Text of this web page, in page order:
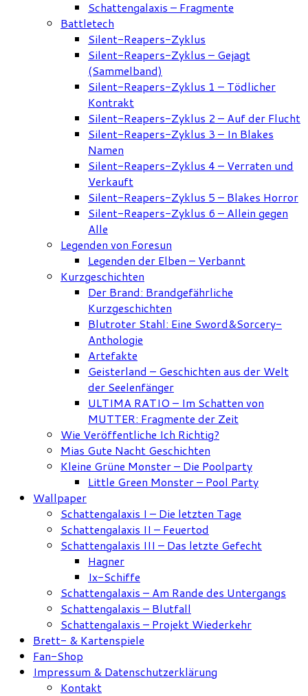
Schattengalaxis – Fragmente
Battletech
Silent-Reapers-Zyklus
Silent-Reapers-Zyklus – Gejagt
(Sammelband)
Silent-Reapers-Zyklus 1 – Tödlicher
Kontrakt
Silent-Reapers-Zyklus 2 – Auf der Flucht
Silent-Reapers-Zyklus 3 – In Blakes
Namen
Silent-Reapers-Zyklus 4 – Verraten und
Verkauft
Silent-Reapers-Zyklus 5 – Blakes Horror
Silent-Reapers-Zyklus 6 – Allein gegen
Alle
Legenden von Foresun
Legenden der Elben – Verbannt
Kurzgeschichten
Der Brand: Brandgefährliche
Kurzgeschichten
Blutroter Stahl: Eine Sword&Sorcery-
Anthologie
Artefakte
Geisterland – Geschichten aus der Welt
der Seelenfänger
ULTIMA RATIO – Im Schatten von
MUTTER: Fragmente der Zeit
Wie Veröffentliche Ich Richtig?
Mias Gute Nacht Geschichten
Kleine Grüne Monster – Die Poolparty
Little Green Monster – Pool Party
Wallpaper
Schattengalaxis I – Die letzten Tage
Schattengalaxis II – Feuertod
Schattengalaxis III – Das letzte Gefecht
Hagner
Ix-Schiffe
Schattengalaxis – Am Rande des Untergangs
Schattengalaxis – Blutfall
Schattengalaxis – Projekt Wiederkehr
Brett- & Kartenspiele
Fan-Shop
Impressum & Datenschutzerklärung
Kontakt